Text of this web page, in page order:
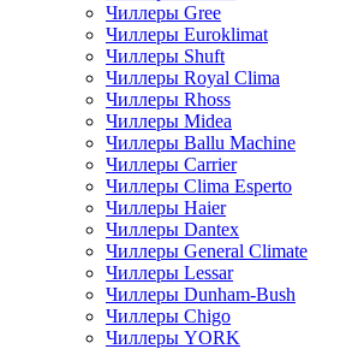
Чиллеры Gree
Чиллеры Euroklimat
Чиллеры Shuft
Чиллеры Royal Clima
Чиллеры Rhoss
Чиллеры Midea
Чиллеры Ballu Machine
Чиллеры Carrier
Чиллеры Clima Esperto
Чиллеры Haier
Чиллеры Dantex
Чиллеры General Climate
Чиллеры Lessar
Чиллеры Dunham-Bush
Чиллеры Chigo
Чиллеры YORK